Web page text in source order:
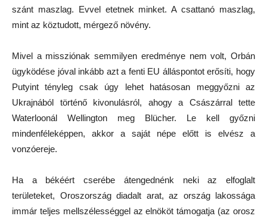
szánt maszlag. Evvel etetnek minket. A csattanó maszlag,
mint az köztudott, mérgező növény.
Mivel a missziónak semmilyen eredménye nem volt, Orbán
ügyködése jóval inkább azt a fenti EU álláspontot erősíti, hogy
Putyint tényleg csak úgy lehet hatásosan meggyőzni az
Ukrajnából történő kivonulásról, ahogy a Császárral tette
Waterloonál Wellington meg Blücher. Le kell győzni
mindenféleképpen, akkor a saját népe előtt is elvész a
vonzóereje.
Ha a békéért cserébe átengednénk neki az elfoglalt
területeket, Oroszország diadalt arat, az ország lakossága
immár teljes mellszélességgel az elnököt támogatja (az orosz